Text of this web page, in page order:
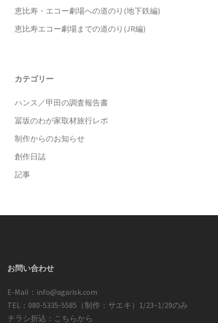
恵比寿・エコー劇場への道のり(地下鉄編)
恵比寿エコー劇場までの道のり(JR編)
カテゴリー
ハンス／甲田の調査報告書
冨坂のわが家取材旅行レポ
制作からのお知らせ
創作日誌
記事
お問い合わせ
E-Mail： info@agarisk.com
TEL： 080-5335-5585 （制作：サエキ）1/23~1/29のみ
チラシ折込： こちらから